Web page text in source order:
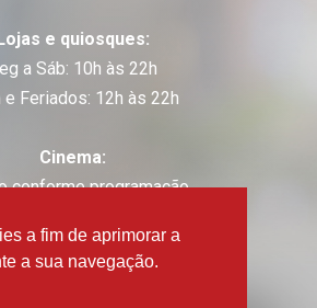
a fim de aprimorar a
a sua navegação.
Lojas e quiosques:
a Sáb: 10h às 22h
e Feriados: 12h às 22h
Cinema:
conforme programação